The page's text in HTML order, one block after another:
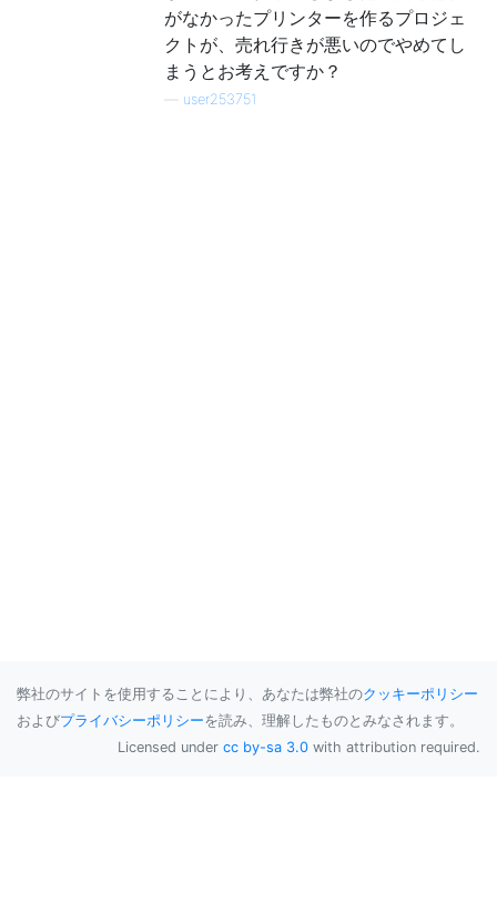
がなかったプリンターを作るプロジェ
クトが、売れ行きが悪いのでやめてし
まうとお考えですか？
user253751
弊社のサイトを使用することにより、あなたは弊社のクッキーポリシー
およびプライバシーポリシーを読み、理解したものとみなされます。
Licensed under cc by-sa 3.0 with attribution required.